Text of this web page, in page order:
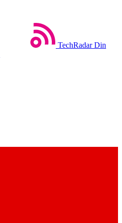
TechRadar Din